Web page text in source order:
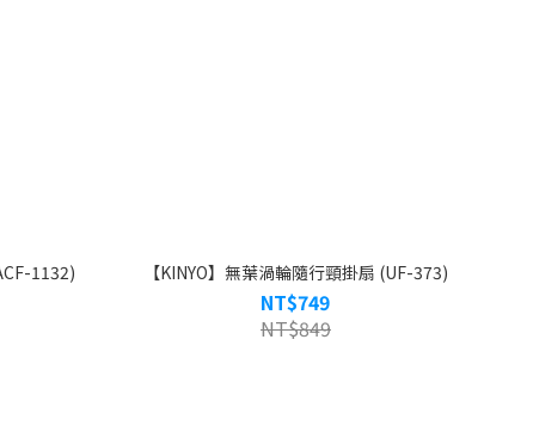
1132) 【KINYO】無葉渦輪隨行頸掛扇 (UF-373)
NT$749
NT$849